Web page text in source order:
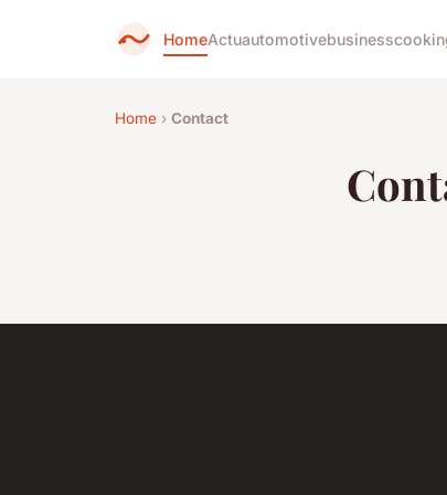
HomeActuautomotivebusiness
Home › Contact